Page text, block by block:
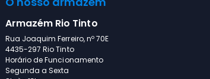
Armazém Rio Tinto
Rua Joaquim Ferreiro, nº 70E
4435-297 Rio Tinto
Horário de Funcionamento
Segunda a Sexta